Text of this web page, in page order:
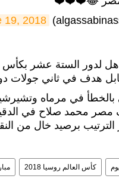
19, 2018
لدور الستة عشر بكأس
هدف في ثاني جولات
بالخطأ في مرماه
برصيد خال من
كأس العالم روسيا 2018